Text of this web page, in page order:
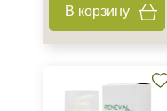
В корзину